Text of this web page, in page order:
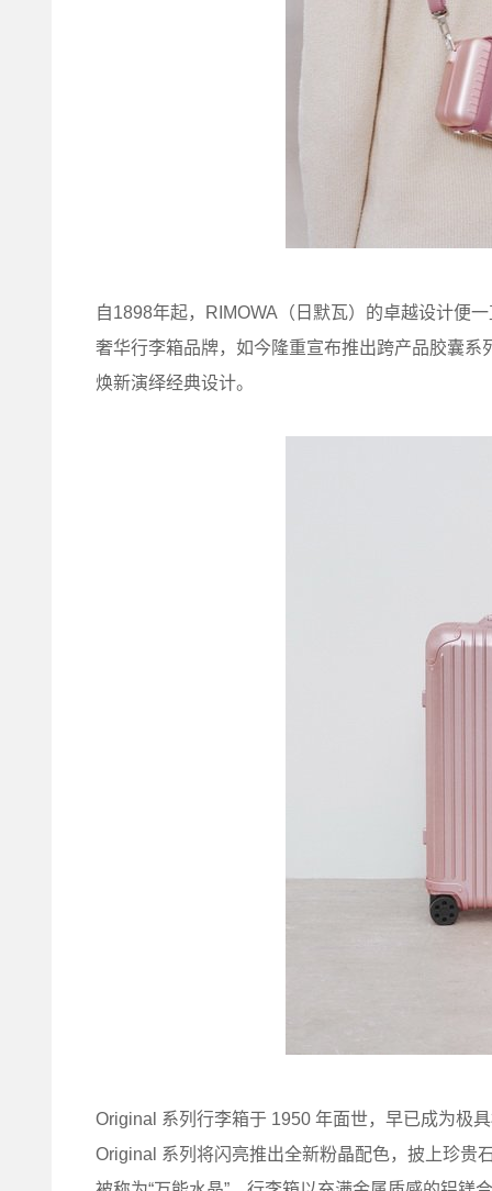
自1898年起，RIMOWA（日默瓦）的卓越设计便
奢华行李箱品牌，如今隆重宣布推出跨产品胶囊
焕新演绎经典设计。
Original 系列行李箱于 1950 年面世，早已成为极
Original 系列将闪亮推出全新粉晶配色，披上珍贵